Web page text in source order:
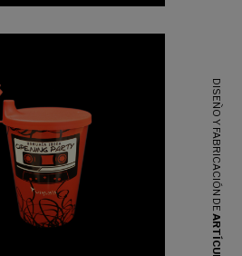
DISEÑO Y FABRICACIÓN DE